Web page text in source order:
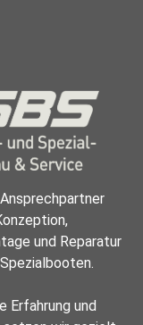
und Reparatur
Erfahrung und